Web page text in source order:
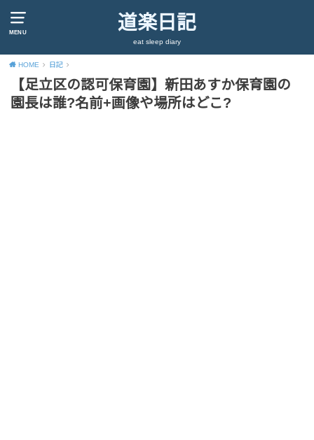
MENU 道楽日記
eat sleep diary
HOME 日記
【足立区の認可保育園】新田あすか保育園の
園長は誰?名前+画像や場所はどこ?